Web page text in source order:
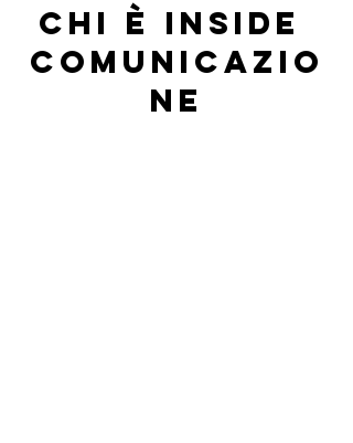
Chi è Inside
Comunicazio
ne